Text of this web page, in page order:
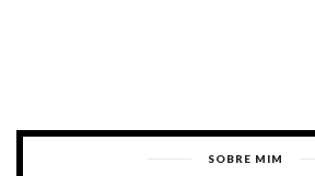
SOBRE MIM